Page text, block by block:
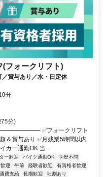
(フォークリフト)
賞与あり／水・日定休
分
分)
✅フォークリフト
＆賞与あり ✅月残業5時間以内
カー通勤OK 当...
ー歓迎 バイク通勤OK
学歴不問
迎 午前 経験者歓迎
有資格者歓迎
費支給 長期歓迎
社割あり